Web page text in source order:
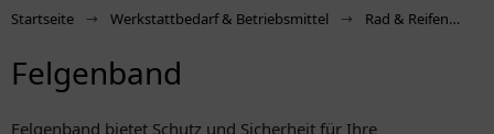
Startseite Werkstattbedarf & Betriebsmittel Rad & Reifen
Felgenband
Felgenband bietet Schutz und Sicherheit für Ihre